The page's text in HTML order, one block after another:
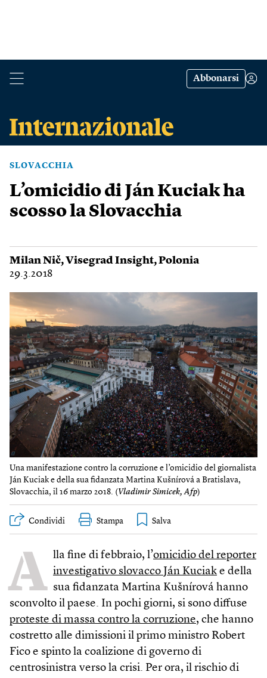
Abbonarsi
SLOVACCHIA
L’omicidio di Ján Kuciak ha
scosso la Slovacchia
Milan Nič,Visegrad Insight,Polonia
29.3.2018
Una manifestazione contro la corruzione e l’omicidio del giornalista
Ján Kuciak e della sua fidanzata Martina Kušnírová a Bratislava,
Slovacchia, il 16 marzo 2018. ( Vladimir Simicek, Afp)
Condividi Stampa
A lla fine di febbraio, l’omicidio del reporter
investigativo slovacco Ján Kuciak e della
sua fidanzata Martina Kušnírová hanno
sconvolto il paese. In pochi giorni, si sono diffuse
proteste di massa contro la corruzione, che hanno
costretto alle dimissioni il primo ministro Robert
Fico e spinto la coalizione di governo di
centrosinistra verso la crisi. Per ora, il rischio di